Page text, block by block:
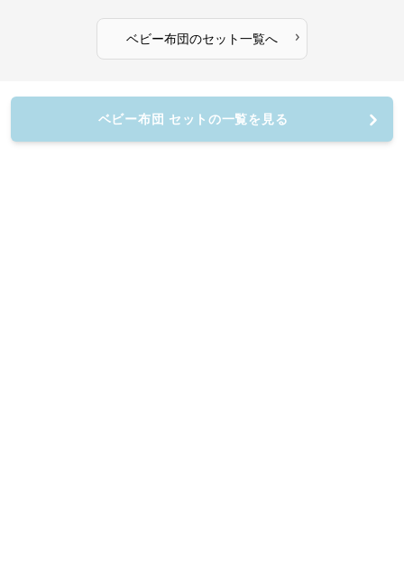
ベビー布団のセット一覧へ ›
ベビー布団 セットの一覧を見る